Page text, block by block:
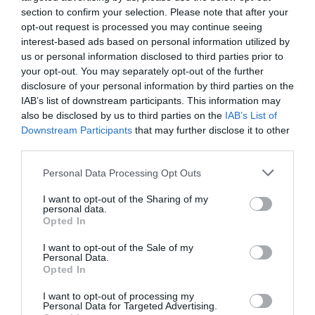
section to confirm your selection. Please note that after your
opt-out request is processed you may continue seeing
interest-based ads based on personal information utilized by
us or personal information disclosed to third parties prior to
your opt-out. You may separately opt-out of the further
disclosure of your personal information by third parties on the
IAB’s list of downstream participants. This information may
also be disclosed by us to third parties on the IAB’s List of
Downstream Participants that may further disclose it to other
Personal Data Processing Opt Outs
I want to opt-out of the Sharing of my
personal data.
Opted In
I want to opt-out of the Sale of my
Personal Data.
Opted In
I want to opt-out of processing my
Personal Data for Targeted Advertising.
ΜΠΑΛΑ
Η αλήθεια για τον Ετιέν Καμαρά
Παρόμοια, ο ζωγραφισμένος άνθρωπος στο έργο του
Enea Guzjaδεν είναι μίμηση του πραγματικού. Είναι ένα
ακτινοβόλο πλάσμα, έρχεται προς το φως και εκπέμπει
φως. Και μαζί είναι υπαρξιακή αναζήτηση, εικονισμένη
προγόνους και πηγές (σκέφτομαι πόσο ωραία
συγγενεύει με αυτήν του Γιώργου Βακιρτζή) μα τους
χωνεύει όλους και βγάζει τη δική του. Η γραφή του δεν
είναι μια απλή περιήγηση στον κόσμο των μορφών, αλλά
ενόραση μιας άλλης πραγματικότητας. Υπέρμαχος μιας
παραστατικής ζωγραφικής εξπρεσιονιστικού